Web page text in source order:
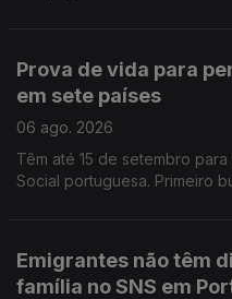
Prova de vida para
em sete países
06 ago. 2026
Têm até 15 de setembro
Social portuguesa. Primeiro
Emigrantes não têm
família no SNS em